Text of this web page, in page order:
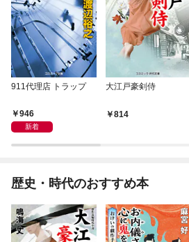
911代理店 トラップ
946
新着
大江戸豪剣侍
814
歴史・時代のおすすめ本